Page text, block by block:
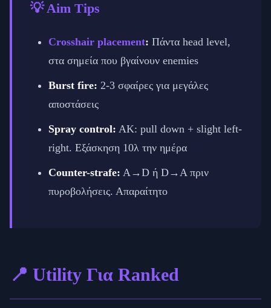
💡 Aim Tips
Crosshair placement: Πάντα head level,
στα σημεία που βγαίνουν enemies
Burst fire: 2-3 σφαίρες για μεγάλες
αποστάσεις
Spray control: AK: pull down + slight left-
right. Εξάσκηση 10λ την ημέρα
Counter-strafe: A→D ή D→A πριν
πυροβολήσεις. Απαραίτητο
📍 Utility Για Ranked